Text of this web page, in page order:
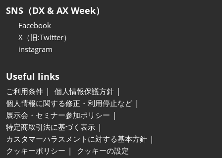
SNS（DX & AX Week）
Facebook
X（旧:Twitter）
instagram
Useful links
ご利用条件
個人情報保護方針
個人情報に関する修正・利用停止など
展示会・セミナー参加ポリシー
特定商取引法に基づく表示
カスタマーハラスメントに対する基本方針
クッキーポリシー
クッキーの設定